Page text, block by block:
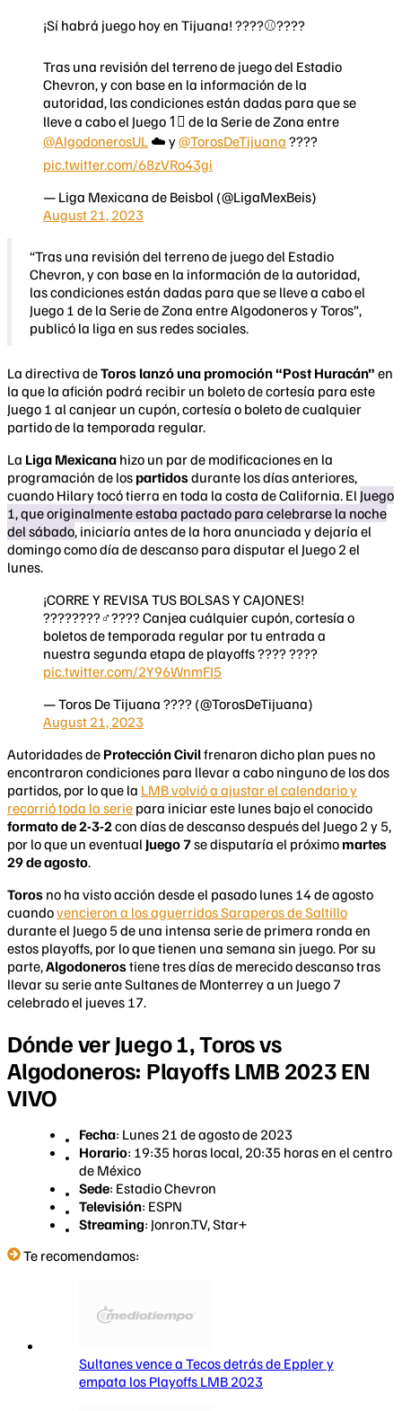
¡Sí habrá juego hoy en Tijuana! ????⚾️????
Tras una revisión del terreno de juego del Estadio
Chevron, y con base en la información de la
autoridad, las condiciones están dadas para que se
lleve a cabo el Juego 1⃣ de la Serie de Zona entre
@AlgodonerosUL ☁️ y@TorosDeTijuana ????
pic.twitter.com/68zVRo43gi
— Liga Mexicana de Beisbol (@LigaMexBeis)
August 21, 2023
“Tras una revisión del terreno de juego del Estadio
Chevron, y con base en la información de la autoridad,
las condiciones están dadas para que se lleve a cabo el
Juego 1 de la Serie de Zona entre Algodoneros y Toros”,
publicó la liga en sus redes sociales.
La directiva deToros lanzó una promoción “Post Huracán” en
la que la afición podrá recibir un boleto de cortesía para este
Juego 1 al canjear un cupón, cortesía o boleto de cualquier
partido de la temporada regular.
La Liga Mexicana hizo un par de modificaciones en la
programación de los partidosdurante los días anteriores,
cuando Hilary tocó tierra en toda la costa de California. El Juego
1, que originalmente estaba pactado para celebrarse la noche
del sábado, iniciaría antes de la hora anunciada y dejaría el
domingo como día de descanso para disputar el Juego 2 el
lunes.
¡CORRE Y REVISA TUS BOLSAS Y CAJONES!
????????‍♂️???? Canjea cuálquier cupón, cortesía o
boletos de temporada regular por tu entrada a
nuestra segunda etapa de playoffs ???? ????
pic.twitter.com/2Y96WnmFI5
— Toros De Tijuana ???? (@TorosDeTijuana)
August 21, 2023
Autoridades de Protección Civilfrenaron dicho plan pues no
encontraron condiciones para llevar a cabo ninguno de los dos
partidos, por lo que la LMB volvió a ajustar el calendario y
recorrió toda la serie para iniciar este lunes bajo el conocido
formato de 2-3-2con días de descanso después del Juego 2 y 5,
por lo que un eventual Juego 7se disputaría el próximo martes
29 de agosto.
Toros no ha visto acción desde el pasado lunes 14 de agosto
cuandovencieron a los aguerridos Saraperos de Saltillo
durante el Juego 5 de una intensa serie de primera ronda en
estos playoffs, por lo que tienen una semana sin juego. Por su
parte,Algodonerostiene tres días de merecido descanso tras
llevar su serie ante Sultanes de Monterrey a un Juego 7
celebrado el jueves 17.
Dónde ver Juego 1, Toros vs
Algodoneros: Playoffs LMB 2023 EN
VIVO
Fecha: Lunes 21 de agosto de 2023
Horario: 19:35 horas local, 20:35 horas en el centro
de México
Sede: Estadio Chevron
Televisión: ESPN
Streaming: Jonron.TV, Star+
Te recomendamos:
Sultanes vence a Tecos detrás de Eppler y
empata los Playoffs LMB 2023